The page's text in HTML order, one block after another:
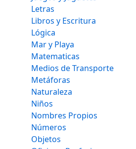
Letras
Libros y Escritura
Lógica
Mar y Playa
Matematicas
Medios de Transporte
Metáforas
Naturaleza
Niños
Nombres Propios
Números
Objetos